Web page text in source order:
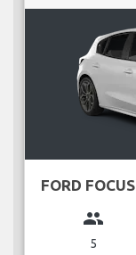
FORD FOCUS
group
5